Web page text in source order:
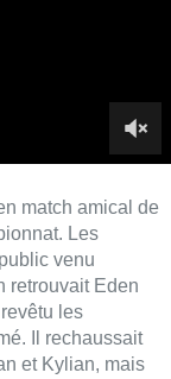
les
Il rechaussait
pour l’instant.